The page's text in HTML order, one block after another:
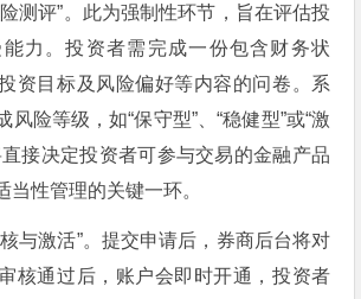
测评”。此为强制性环节，旨在评估投
力。投资者需完成一份包含财务状
资目标及风险偏好等内容的问卷。系
险等级，如“保守型”、“稳健型”或“激
接决定投资者可参与交易的金融产品
当性管理的关键一环。
与激活”。提交申请后，券商后台将对
核通过后，账户会即时开通，投资者